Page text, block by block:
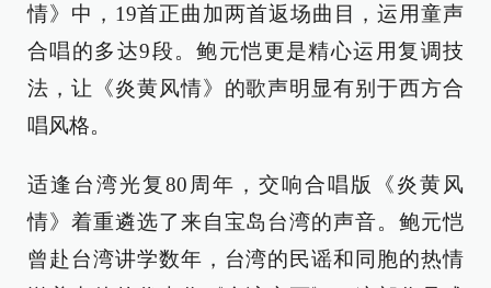
情》中，19首正曲加两首返场曲目，运用童声
合唱的多达9段。鲍元恺更是精心运用复调技
法，让《炎黄风情》的歌声明显有别于西方合
唱风格。
适逢台湾光复80周年，交响合唱版《炎黄风
情》着重遴选了来自宝岛台湾的声音。鲍元恺
曾赴台湾讲学数年，台湾的民谣和同胞的热情